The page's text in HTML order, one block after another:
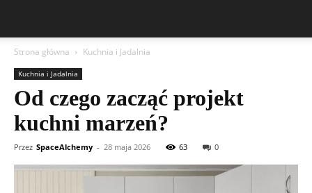
Strona główna Kuchnia i Jadalnia
Kuchnia i Jadalnia
Od czego zacząć projekt
kuchni marzeń?
Przez SpaceAlchemy - 28 maja 2026 63 0